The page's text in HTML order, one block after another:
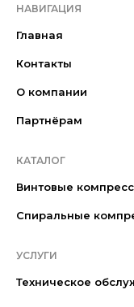
НАВИГАЦИЯ
Главная
Контакты
О компании
Партнёрам
КАТАЛОГ
Винтовые
Спиральные
УСЛУГИ
Техническое